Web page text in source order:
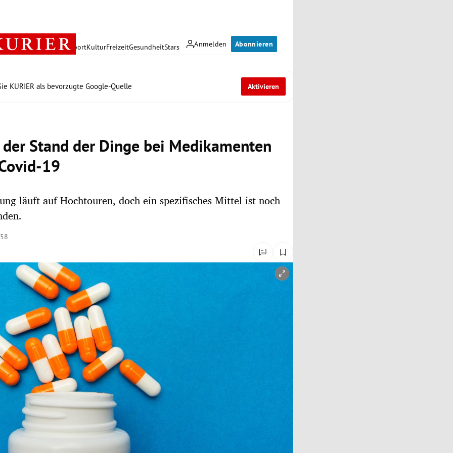
Anmelden Abonnieren
PolitikWirtschaft SportKulturFreizeitGesundheitStars
KURIER als bevorzugte Google-Quelle Aktivieren
Stand der Dinge bei Medikamenten
19
läuft auf Hochtouren, doch ein spezifisches Mittel ist noch
öffnen/schließen